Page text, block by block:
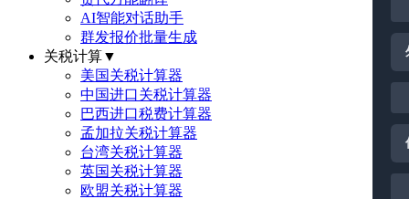
AI智能对话助手
群发报价批量生成
关税计算▼
美国关税计算器
中国进口关税计算器
巴西进口税费计算器
孟加拉关税计算器
台湾关税计算器
英国关税计算器
欧盟关税计算器